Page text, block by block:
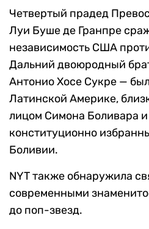
Четвертый прадед
Луи Буше де Гранпре
независимость США
Дальний двоюродный
Антонио Хосе Сукре —
Латинской Америке,
лицом Симона Боливара
конституционно
Боливии.
NYT также обнаружила
современными
до поп-звезд.